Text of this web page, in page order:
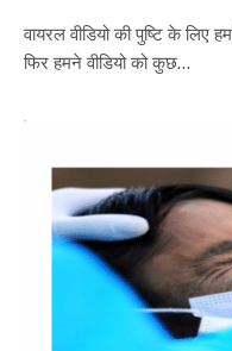
वायरल वीडियो की पुष्टि के लिए
फिर हमने वीडियो को कुछ…